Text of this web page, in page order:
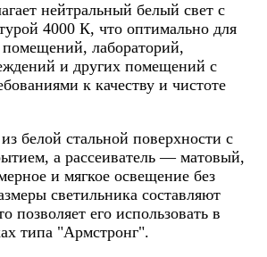
нейтральный белый свет с
4000 К, что оптимально для
лабораторий,
и других помещений с
к качеству и чистоте
белой стальной поверхности с
а рассеиватель — матовый,
и мягкое освещение без
светильника составляют
позволяет его использовать в
типа "Армстронг".